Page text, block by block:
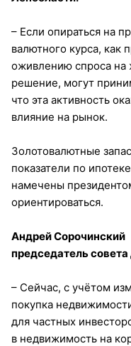
– Если опираться на
валютного курса, как
оживлению спроса на
решение, могут
что эта активность
влияние на рынок.
Золотовалютные
показатели по
намечены
ориентироваться.
Андрей Сорочинский
председатель
– Сейчас, с учётом
покупка
для частных
в недвижимость на